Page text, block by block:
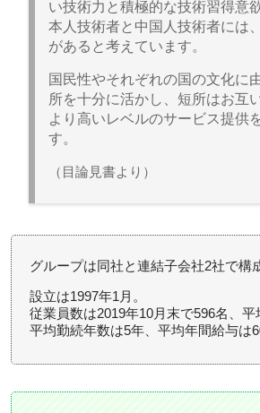
い技術力と積極的な技術習得意
本人技術者と中国人技術者には
があると考えています。
国民性やそれぞれの国の文化に
所を十分に活かし、短所はお互
より高いレベルのサービス提供
す。
（目論見書より）
グループは同社と連結子会社2社で構
設立は1997年1月。
従業員数は2019年10月末で596名、平
平均勤続年数は5年、平均年間給与は